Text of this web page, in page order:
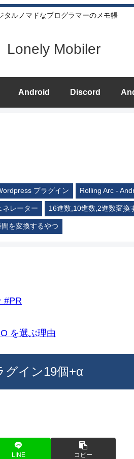
タルノマドなプログラマーのメモ帳
Lonely Mobiler
Android Discord
プラグイン Rolling Arc -
ネレーター 16進数,10進数,2進数変換
間を変換するやつ
#PR
を選ぶ理由
グイン19個+α
LINE コピー